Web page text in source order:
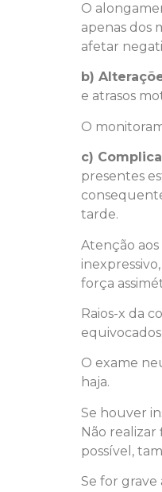
O
apenas dos
afetar
b)
e atrasos
O
c)
presentes
tarde.
Atenção
força
Raios-x da
O exame
haja.
Se houver
Não
possível,
Se for